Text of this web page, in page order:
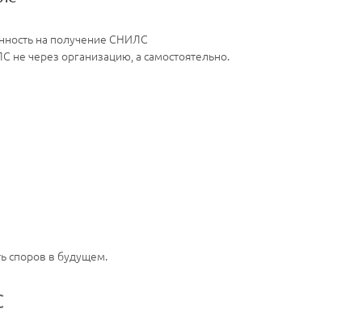
на получение СНИЛС
не через организацию, а самостоятельно.
споров в будущем.